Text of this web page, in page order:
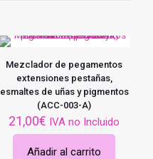
Mezclador de pegamentos
extensiones pestañas,
esmaltes de uñas y pigmentos
(ACC-003-A)
21,00€ IVA no Incluido
Añadir al carrito